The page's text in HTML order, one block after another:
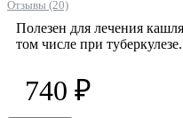
Отзывы (20)
Полезен для лечения
том числе при туберкулезе.
740 ₽